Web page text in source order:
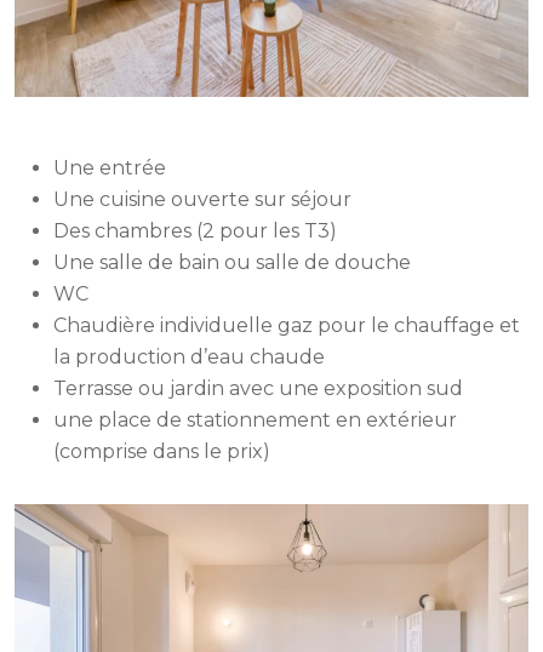
Une entrée
Une cuisine ouverte sur séjour
Des chambres (2 pour les T3)
Une salle de bain ou salle de douche
WC
Chaudière individuelle gaz pour le chauffage et
la production d’eau chaude
Terrasse ou jardin avec une exposition sud
une place de stationnement en extérieur
(comprise dans le prix)